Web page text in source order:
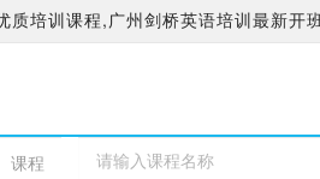
培训课程,广州剑桥英语培训最新